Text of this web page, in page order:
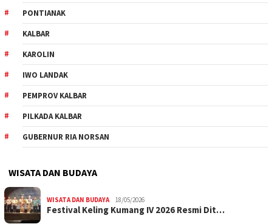
PONTIANAK
KALBAR
KAROLIN
IWO LANDAK
PEMPROV KALBAR
PILKADA KALBAR
GUBERNUR RIA NORSAN
WISATA DAN BUDAYA
WISATA DAN BUDAYA 18/05/2026
Festival Keling Kumang IV 2026 Resmi Dit…